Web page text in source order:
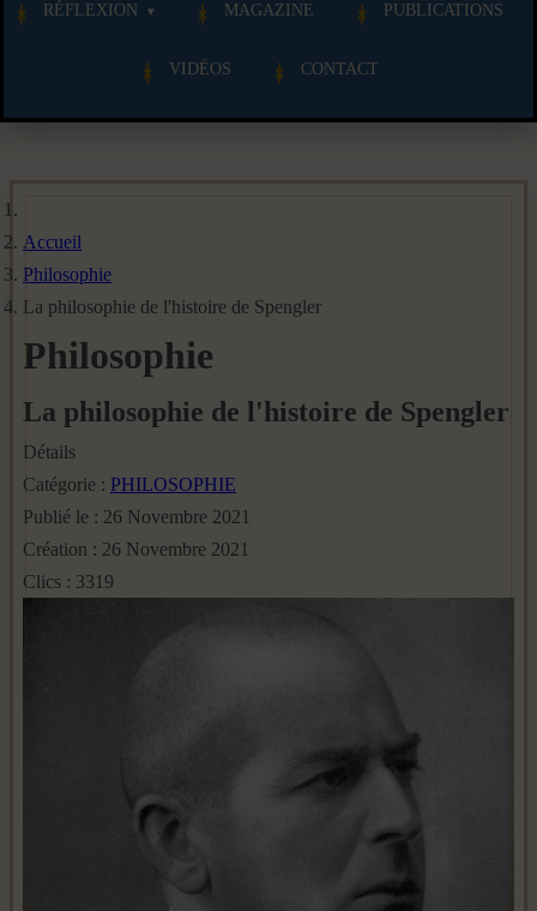
RÉFLEXION MAGAZINE PUBLICATIONS
VIDÉOS CONTACT
Accueil
Philosophie
La philosophie de l'histoire de Spengler
Philosophie
La philosophie de l'histoire de Spengler
Détails
Catégorie : PHILOSOPHIE
Publié le : 26 Novembre 2021
Création : 26 Novembre 2021
Clics : 3319